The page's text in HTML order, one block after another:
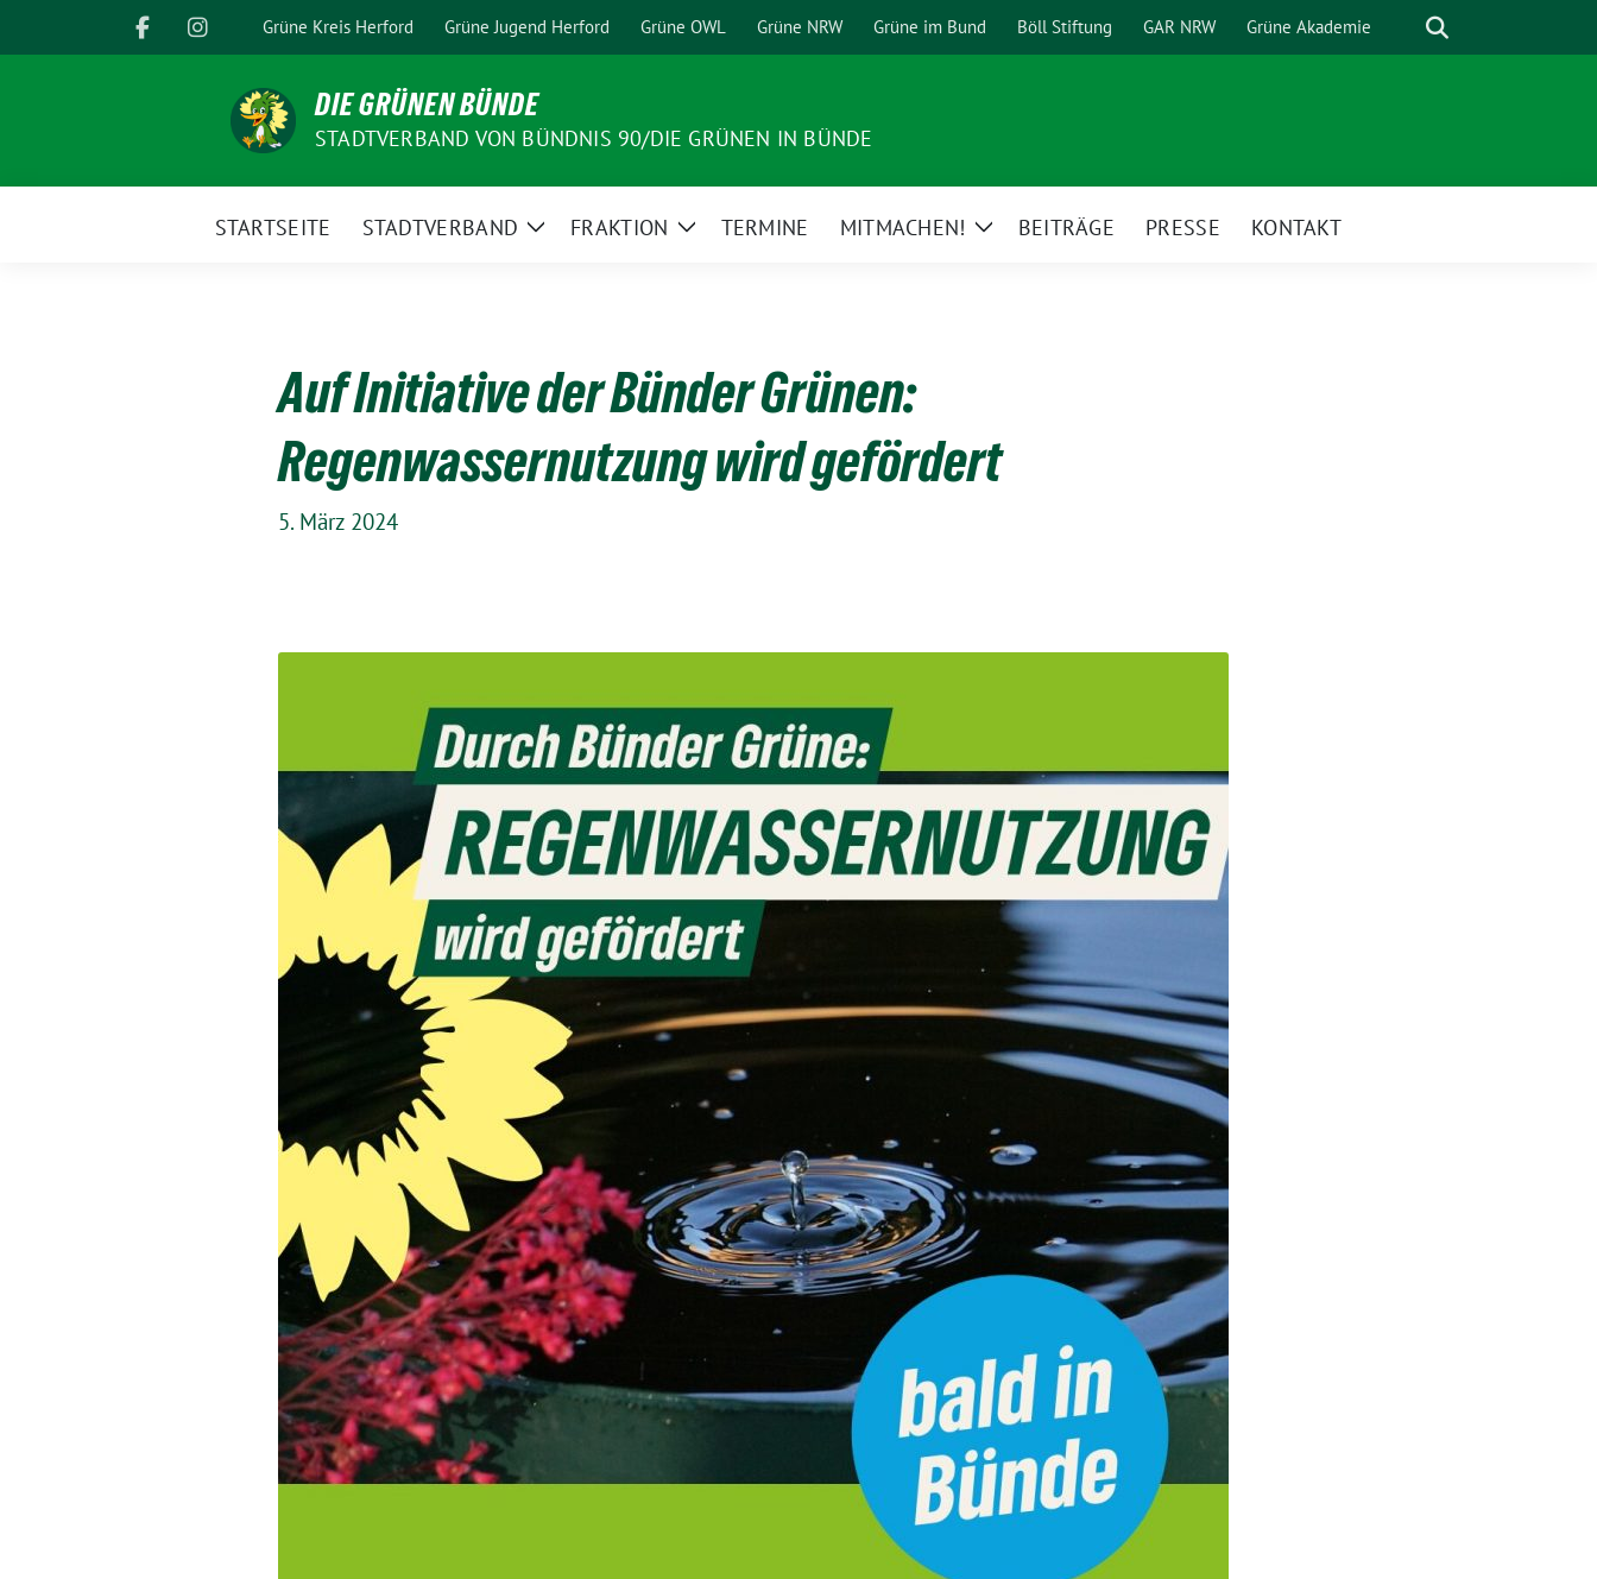
zum
Grüne Kreis Herford Grüne Jugend Herford Grüne OWL Grüne NRW Grüne im Bund Böll Stiftung GAR NRW Grüne Akademie Suche
DIE GRÜNEN BÜNDE
STADTVERBAND VON BÜNDNIS 90/DIE GRÜNEN IN BÜNDE
STARTSEITE STADTVERBAND
ZeigeFRAKTION
ZeigeTERMINE MITMACHEN!
ZeigeBEITRÄGE PRESSE KONTAKT
Auf Initiative der Bünder Grünen:
Regenwassernutzung wird gefördert
5. März 2024